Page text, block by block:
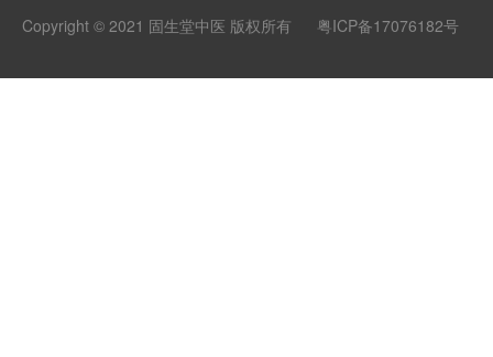
Copyright © 2021 固生堂中医 版权所有 粤ICP备17076182号